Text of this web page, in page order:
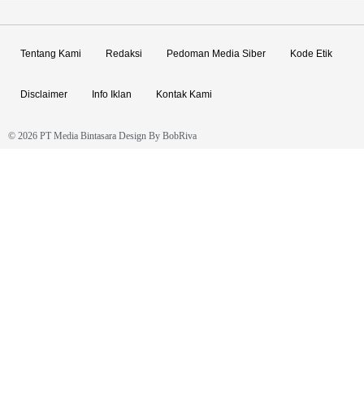
© 2026 PT Media Bintasara Design By BobRiva
Tentang Kami Redaksi Pedoman Media Siber Kode Etik
Disclaimer Info Iklan Kontak Kami